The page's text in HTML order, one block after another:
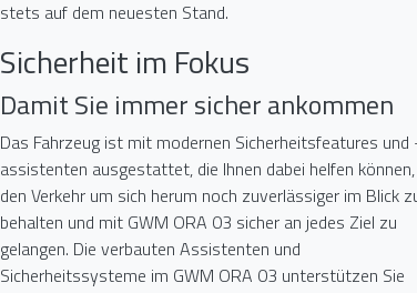
stets auf dem neuesten Stand.
Sicherheit im Fokus
Damit Sie immer sicher ankommen
Das Fahrzeug ist mit modernen Sicherheitsfeatures und
assistenten ausgestattet, die Ihnen dabei helfen können,
den Verkehr um sich herum noch zuverlässiger im Blick
behalten und mit GWM ORA 03 sicher an jedes Ziel zu
gelangen. Die verbauten Assistenten und
Sicherheitssysteme im GWM ORA 03 unterstützen Sie